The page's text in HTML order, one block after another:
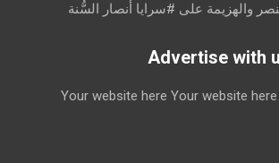
والهزيمة على #سرايا أنصار السُّنة
Your website here Your website here